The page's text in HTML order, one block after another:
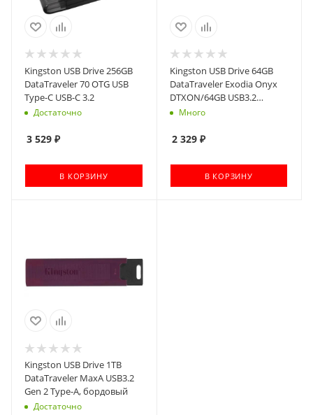
Kingston USB Drive 256GB
DataTraveler 70 OTG USB
Type-C USB-C 3.2
Достаточно
3 529 ₽
В КОРЗИНУ
Kingston USB Drive 64GB
DataTraveler Exodia Onyx
DTXON/64GB USB3.2
черный
Много
2 329₽
В КОРЗИНУ
Kingston USB Drive 1TB
DataTraveler MaxA USB3.2
Gen 2 Type-A, бордовый
Достаточно